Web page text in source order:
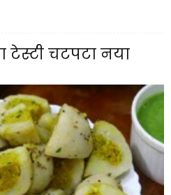
चटपटा नया